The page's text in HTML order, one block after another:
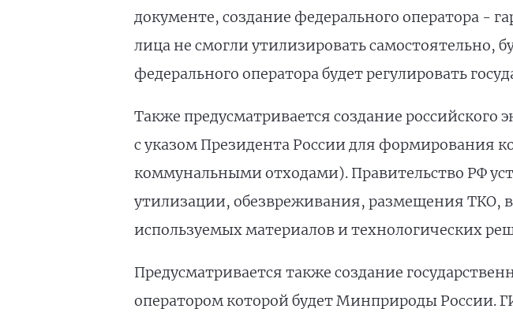
документе, создание федерального оператора -
лица не смогли утилизировать самостоятельно,
федерального оператора будет регулировать
Также предусматривается создание российского
с указом Президента России для формирования
коммунальными отходами). Правительство РФ
утилизации, обезвреживания, размещения ТКО,
используемых материалов и технологических
Предусматривается также создание
оператором которой будет Минприроды России.